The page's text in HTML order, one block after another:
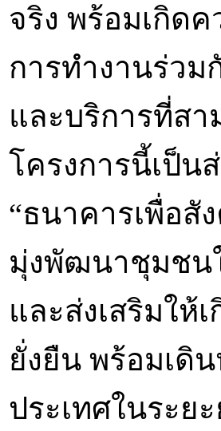
จริง พร้อมเกิด
การทำงานร่ว
และบริการที่ส
โครงการนี้เป็น
“ธนาคารเพื่อสั
มุ่งพัฒนาชุมชน
และส่งเสริมให้
ยั่งยืน พร้อมเดิ
ประเทศในระย